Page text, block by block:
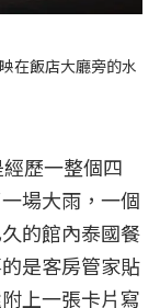
在飯店大廳旁的水
歷一整個四
場大雨，一個
的館內泰國餐
是客房管家貼
上一張卡片寫